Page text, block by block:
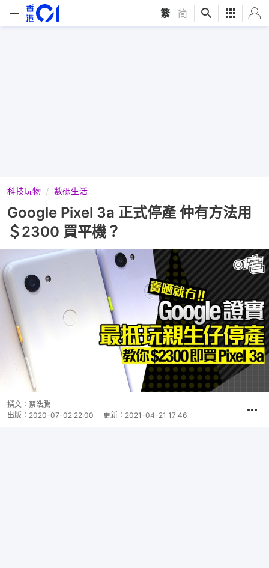
繁 简
科技玩物 數碼生活
Google Pixel 3a 正式停產 仲有方法用
＄2300 買平機？
撰文： 蔡浩騰
出版： 2020-07-02 22:00 更新： 2021-04-21 17:46